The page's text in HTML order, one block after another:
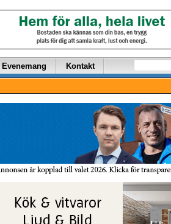
Evenemang Kontakt